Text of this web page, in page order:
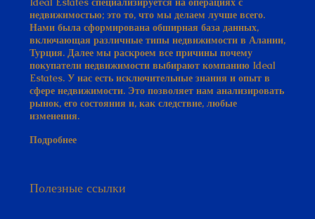
Ideal Estates специализируется на операциях с
недвижимостью; это то, что мы делаем лучше всего.
Нами была сформирована обширная база данных,
включающая различные типы недвижимости в Алании,
Турция. Далее мы раскроем все причины почему
покупатели недвижимости выбирают компанию Ideal
Estates. У нас есть исключительные знания и опыт в
сфере недвижимости. Это позволяет нам анализировать
рынок, его состояния и, как следствие, любые
изменения.
Подробнее
Полезные ссылки